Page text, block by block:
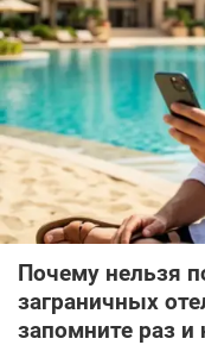
Почему нельзя
заграничных
запомните раз